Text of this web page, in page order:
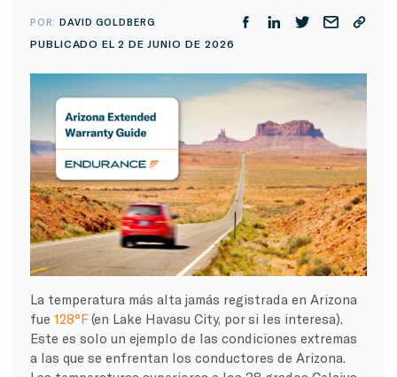
POR:DAVID GOLDBERG
PUBLICADO EL 2 DE JUNIO DE 2026
La temperatura más alta jamás registrada en Arizona
fue 128°F(en Lake Havasu City, por si les interesa).
Este es solo un ejemplo de las condiciones extremas
a las que se enfrentan los conductores de Arizona.